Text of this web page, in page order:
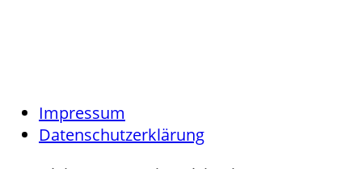
Impressum
Datenschutzerklärung